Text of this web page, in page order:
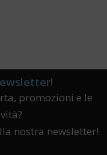
promozioni e le
nostra newsletter!